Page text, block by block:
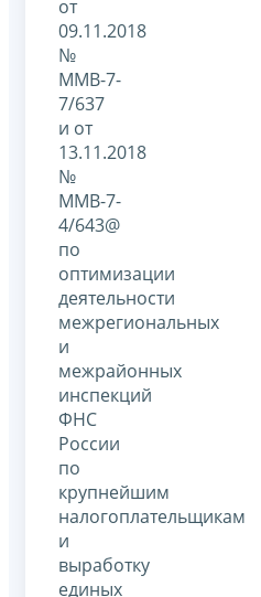
от
09.11.2018
№
ММВ-7-
7/637
и от
13.11.2018
№
ММВ-7-
4/643@
по
оптимизации
деятельности
межрегиональных
и
межрайонных
инспекций
ФНС
России
по
крупнейшим
налогоплательщикам
и
выработку
единых